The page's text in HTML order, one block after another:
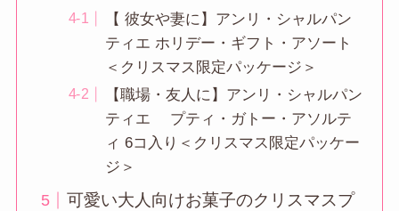
【 彼女や妻に】アンリ・シャルパン
ティエ ホリデー・ギフト・アソート
＜クリスマス限定パッケージ＞
【職場・友人に】アンリ・シャルパン
ティエ プティ・ガトー・アソルテ
ィ 6コ入り＜クリスマス限定パッケー
ジ＞
可愛い大人向けお菓子のクリスマスプ